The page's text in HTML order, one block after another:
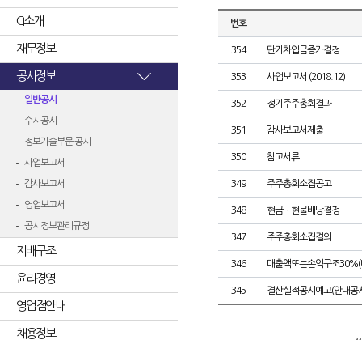
CI소개
재무정보
공시정보
일반공시
수시공시
정보기술부문 공시
사업보고서
감사보고서
영업보고서
공시정보관리규정
지배구조
윤리경영
영업점안내
채용정보
번호
354 단기차입금증가결정
353 사업보고서 (2018.12)
352 정기주주총회결과
351 감사보고서제출
350 참고서류
349 주주총회소집공고
348 현금ㆍ현물배당결정
347 주주총회소집결의
346 매출액또는손익구조
345 결산실적공시예고(안내공